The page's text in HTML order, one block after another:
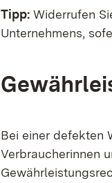
Tipp: Widerrufen
Unternehmens,
Bei einer defekten
Verbraucherinnen